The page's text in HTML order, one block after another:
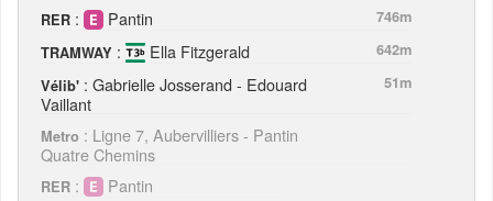
RER : Pantin
746m
TRAMWAY : Ella Fitzgerald
642m
Vélib' : Gabrielle Josserand - Edouard
Vaillant
51m
Metro : Ligne 7, Aubervilliers - Pantin
Quatre Chemins
RER : Pantin